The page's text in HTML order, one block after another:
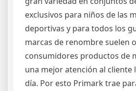
exclusivos para niños de las
deportivas y para todos los
marcas de renombre suelen
consumidores productos de
una mejor atención al cliente
día. Por esto Primark trae